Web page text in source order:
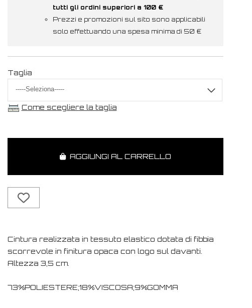
tutti gli ordini superiori a 100 €
Prezzi e promozioni sul sito sono applicabili
solo effettuando una spesa minima di 50 €
Taglia
Come scegliere la taglia
AGGIUNGI AL CARRELLO
Cintura realizzata in tessuto elastico dotata di fibbia
scorrevole in finitura opaca con logo sul davanti.
Altezza 3,5 cm.
73%POLIESTERE;18%VISCOSA;9%GOMMA